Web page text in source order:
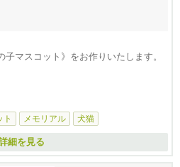
マスコット》をお作りいたします。
ト メモリアル 犬猫
細を見る